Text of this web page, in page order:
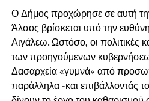
Ο Δήμος προχώρησε σε αυτή την
Άλσος βρίσκεται υπό την
Αιγάλεω. Ωστόσο, οι πολιτικές
των προηγούμενων
Δασαρχεία «γυμνά» από
παράλληλα -και επιβάλλοντάς